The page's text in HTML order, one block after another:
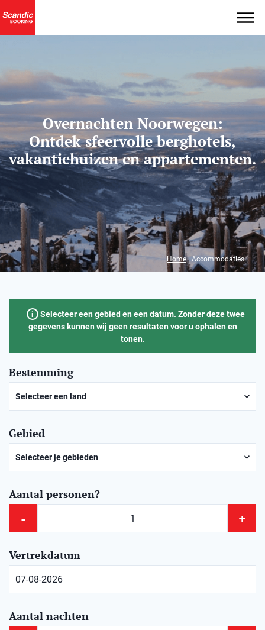
Overnachten Noorwegen:
Ontdek sfeervolle berghotels,
vakantiehuizen en appartementen.
Home|Accommodaties
i
Selecteer een gebied en een datum. Zonder deze twee
gegevens kunnen wij geen resultaten voor u ophalen en
tonen.
Bestemming
Selecteer een land
Zweden
Gebied
Selecteer je gebieden
Aantal personen?
- +
Vertrekdatum
Aantal nachten